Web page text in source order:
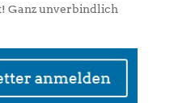
Ganz unverbindlich